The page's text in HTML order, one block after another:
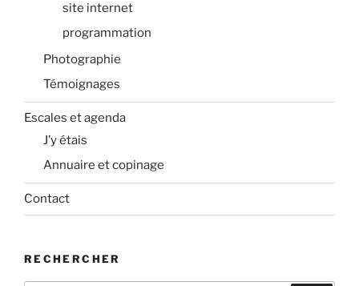
site internet
programmation
Photographie
Témoignages
Escales et agenda
J’y étais
Annuaire et copinage
Contact
RECHERCHER